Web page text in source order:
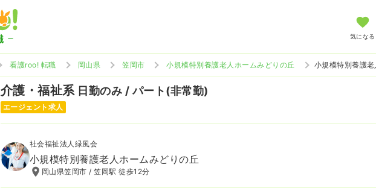
気になる
看護roo! 転職 岡山県 笠岡市 小規模特別養護老人ホームみどりの丘 小規模特別養護
介護・福祉系 日勤のみ / パート(非常勤)
エージェント求人
社会福祉法人緑風会
小規模特別養護老人ホームみどりの丘
岡山県笠岡市 / 笠岡駅 徒歩12分